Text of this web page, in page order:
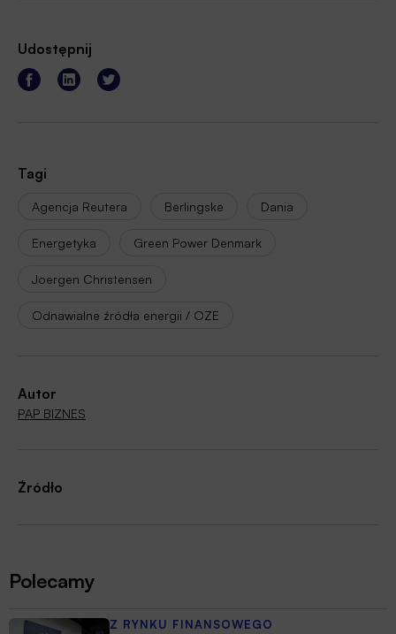
Udostępnij
Tagi
Agencja Reutera Berlingske Dania
Energetyka Green Power Denmark
Joergen Christensen
Odnawialne źródła energii / OZE
Autor
PAP BIZNES
Źródło
Polecamy
Z RYNKU FINANSOWEGO